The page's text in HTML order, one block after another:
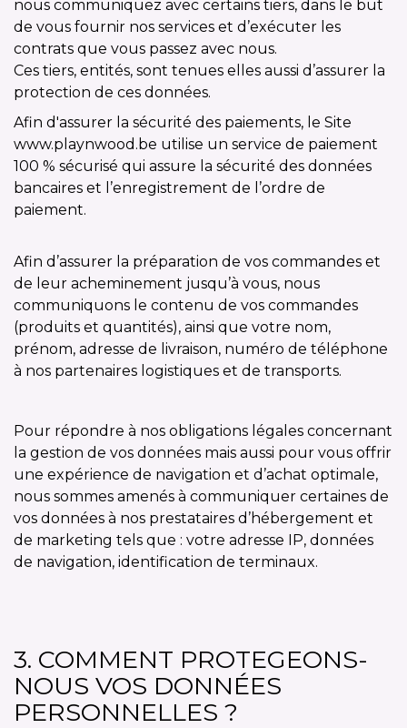
nous communiquez avec certains tiers, dans le but
de vous fournir nos services et d’exécuter les
contrats que vous passez avec nous.
Ces tiers, entités, sont tenues elles aussi d’assurer la
protection de ces données.
Afin d'assurer la sécurité des paiements, le Site
www.playnwood.be utilise un service de paiement
100 % sécurisé qui assure la sécurité des données
bancaires et l’enregistrement de l’ordre de
paiement.
Afin d’assurer la préparation de vos commandes et
de leur acheminement jusqu’à vous, nous
communiquons le contenu de vos commandes
(produits et quantités), ainsi que votre nom,
prénom, adresse de livraison, numéro de téléphone
à nos partenaires logistiques et de transports.
Pour répondre à nos obligations légales concernant
la gestion de vos données mais aussi pour vous offrir
une expérience de navigation et d’achat optimale,
nous sommes amenés à communiquer certaines de
vos données à nos prestataires d’hébergement et
de marketing tels que : votre adresse IP, données
de navigation, identification de terminaux.
3. COMMENT PROTEGEONS-
NOUS VOS DONNÉES
PERSONNELLES ?